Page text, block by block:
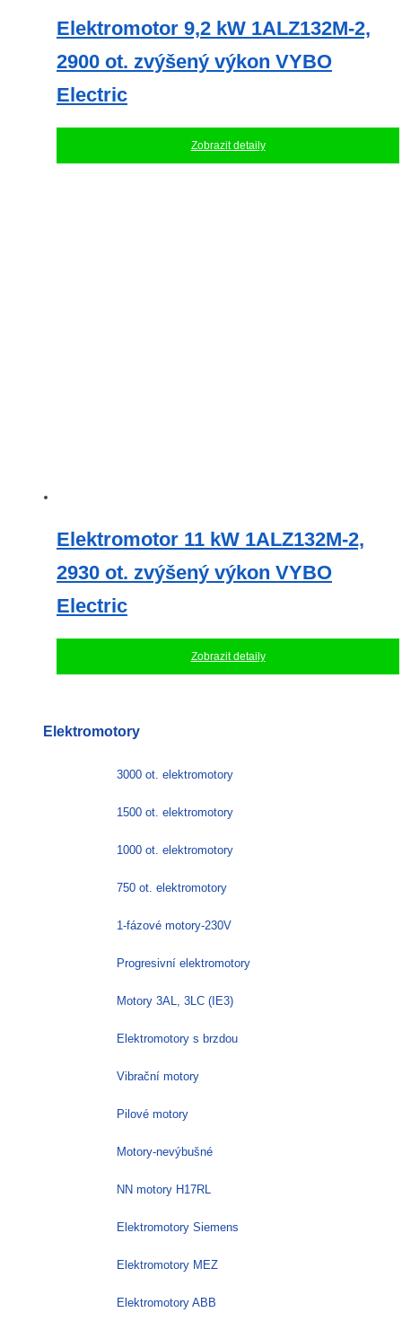
Elektromotor 9,2 kW 1ALZ132M-2,
2900 ot. zvýšený výkon VYBO
Electric
Zobrazit detaily
Elektromotor 11 kW 1ALZ132M-2,
2930 ot. zvýšený výkon VYBO
Electric
Zobrazit detaily
Elektromotory
3000 ot. elektromotory
1500 ot. elektromotory
1000 ot. elektromotory
750 ot. elektromotory
1-fázové motory-230V
Progresivní elektromotory
Motory 3AL, 3LC (IE3)
Elektromotory s brzdou
Vibrační motory
Pilové motory
Motory-nevýbušné
NN motory H17RL
Elektromotory Siemens
Elektromotory MEZ
Elektromotory ABB